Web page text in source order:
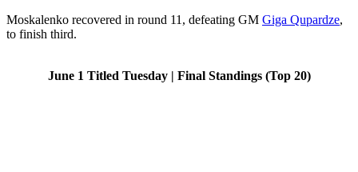
Moskalenko recovered in round 11, defeating GM Giga Qupardze,
to finish third.
June 1 Titled Tuesday | Final Standings (Top 20)